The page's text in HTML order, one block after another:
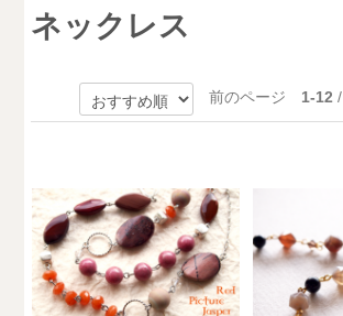
ネックレス
前のページ 1-12 /